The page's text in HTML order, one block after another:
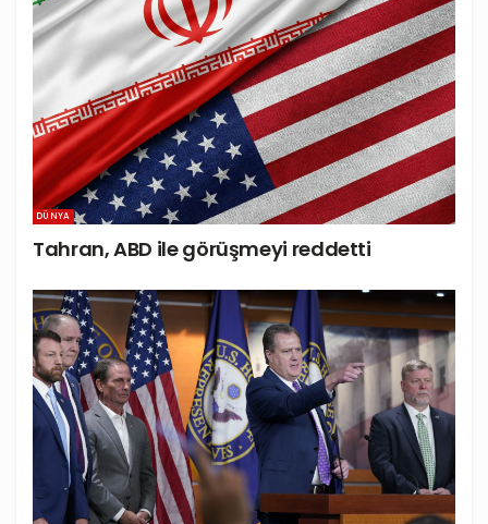
DÜNYA
Tahran, ABD ile görüşmeyi reddetti